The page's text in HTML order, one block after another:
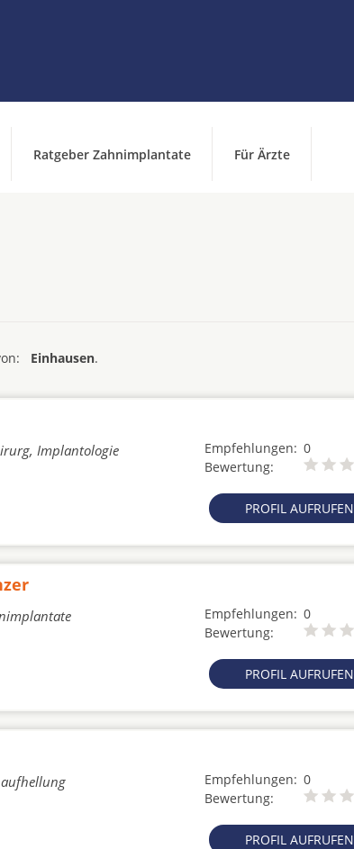
Ratgeber Zahnimplantate Für Ärzte
Einhausen.
Implantologie Empfehlungen: 0
Bewertung:
PROFIL AUFRUFEN
Empfehlungen: 0
Bewertung:
PROFIL AUFRUFEN
Empfehlungen: 0
Bewertung:
PROFIL AUFRUFEN